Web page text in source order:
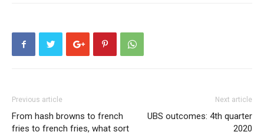
Previous article
From hash browns to french
fries to french fries, what sort
Next article
UBS outcomes: 4th quarter
2020